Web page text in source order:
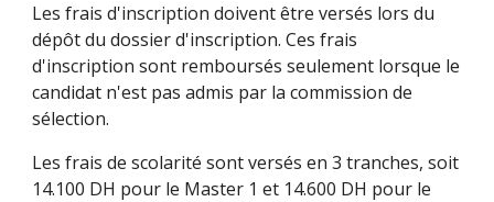
Les frais d'inscription doivent être versés lors du
dépôt du dossier d'inscription. Ces frais
d'inscription sont remboursés seulement lorsque le
candidat n'est pas admis par la commission de
sélection.
Les frais de scolarité sont versés en 3 tranches, soit
14.100 DH pour le Master 1 et 14.600 DH pour le